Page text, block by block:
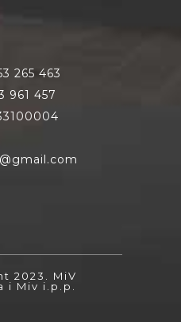
265 463
961 457
2023. MiV
i Miv i.p.p.